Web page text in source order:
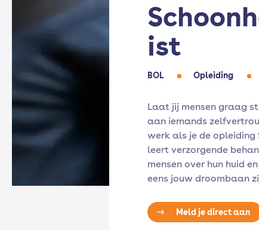
ist
BOL Opleiding
Laat jij mensen graag
aan iemands
werk als je de opleiding
leert verzorgende
mensen over hun huid
eens jouw droombaan
Meld je direct aan